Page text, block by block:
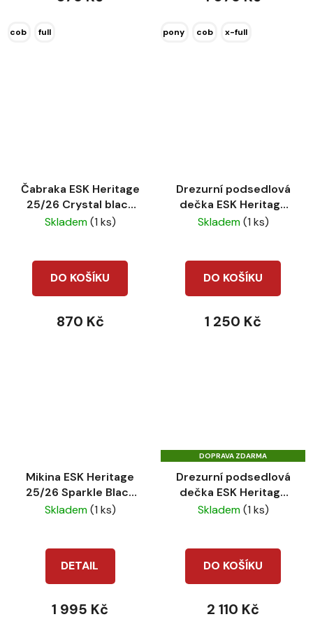
cob full pony cob x-full
Čabraka ESK Heritage
25/26 Crystal black
truffle
Skladem(1 ks)
DO KOŠÍKU
870 Kč
Drezurní podsedlová
dečka ESK Heritage
25/26 Cotton black
Skladem(1 ks)
DO KOŠÍKU
1 250 Kč
Mikina ESK Heritage
25/26 Sparkle Black
truffle
Skladem(1 ks)
DETAIL
1 995 Kč
DOPRAVA ZDARMA
Drezurní podsedlová
dečka ESK Heritage
25/26 Bicross
Skladem(1 ks)
DO KOŠÍKU
2 110 Kč